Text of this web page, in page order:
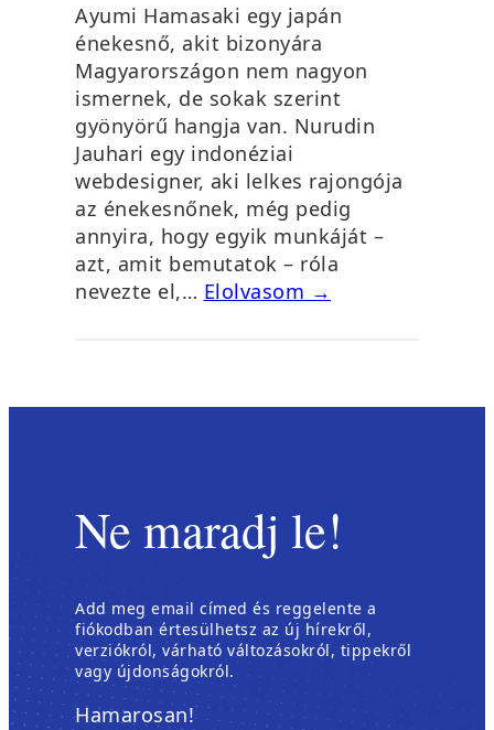
Ayumi Hamasaki egy japán
énekesnő, akit bizonyára
Magyarországon nem nagyon
ismernek, de sokak szerint
gyönyörű hangja van. Nurudin
Jauhari egy indonéziai
webdesigner, aki lelkes rajongója
az énekesnőnek, még pedig
annyira, hogy egyik munkáját –
azt, amit bemutatok – róla
nevezte el,… Elolvasom →
Ne maradj le!
Add meg email címed és reggelente a
fiókodban értesülhetsz az új hírekről,
verziókról, várható változásokról, tippekről
vagy újdonságokról.
Hamarosan!